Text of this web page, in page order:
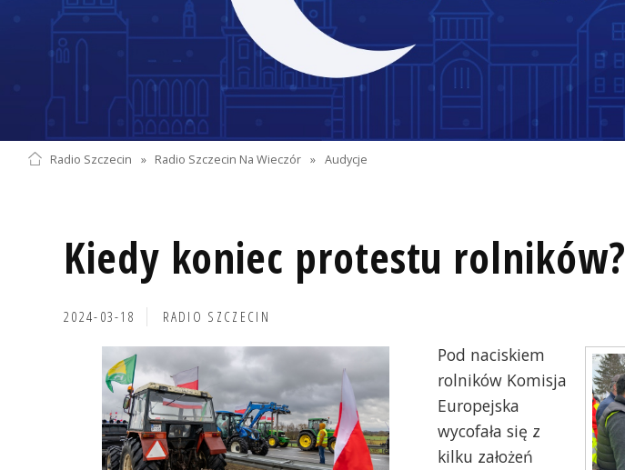
Radio Szczecin » Radio Szczecin Na Wieczór » Audycje
Kiedy koniec protestu rolników?
2024-03-18 RADIO SZCZECIN
Pod naciskiem
rolników Komisja
Europejska
wycofała się z
kilku założeń